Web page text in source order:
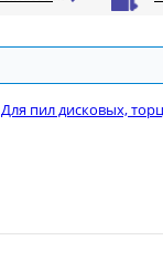
Для пил дисковых,